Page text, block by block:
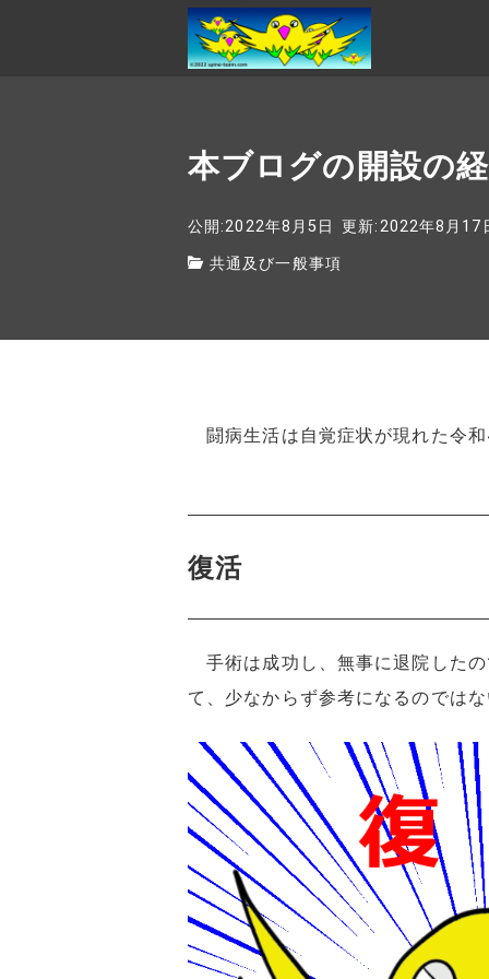
本ブログの開設の
公開:2022年8月5日 更新:2022年8月17
共通及び一般事項
闘病生活は自覚症状が現れた令
復活
手術は成功し、無事に退院した
て、少なからず参考になるのでは